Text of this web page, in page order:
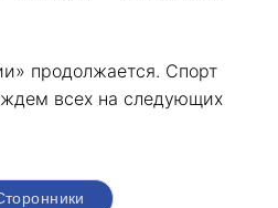
продолжается. Спорт
всех на следующих